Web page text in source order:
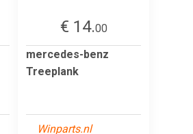
€ 14.00
mercedes-benz
Treeplank
Winparts.nl